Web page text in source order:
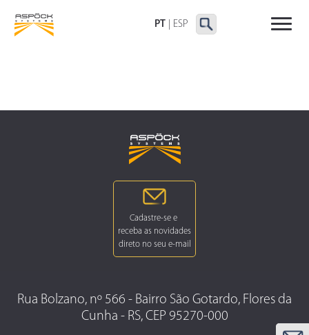
PT ESP
DELIMITADORAS E
LATERAIS
Rua Bolzano, nº 566 - Bairro São Gotardo, Flores da
Cunha - RS, CEP 95270-000